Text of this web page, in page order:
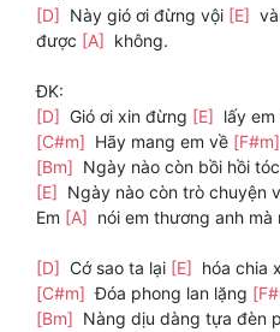
[D] Này gió ơi đừng vội [E]
được [A] không.
ĐK:
[D] Gió ơi xin đừng [E] lấy em
[C#m] Hãy mang em về [F#m]
[Bm] Ngày nào còn bồi hồi
[E] Ngày nào còn trò chuyện
Em [A] nói em thương anh mà
[D] Cớ sao ta lại [E] hóa chia
[C#m] Đóa phong lan lặng
[Bm] Nàng dịu dàng tựa đèn